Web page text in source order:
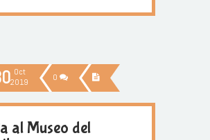
Oct
2019
0
al Museo del